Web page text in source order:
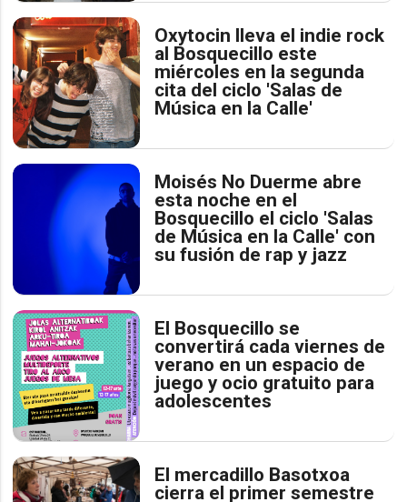
Oxytocin lleva el indie rock
al Bosquecillo este
miércoles en la segunda
cita del ciclo 'Salas de
Música en la Calle'
Moisés No Duerme abre
esta noche en el
Bosquecillo el ciclo 'Salas
de Música en la Calle' con
su fusión de rap y jazz
El Bosquecillo se
convertirá cada viernes de
verano en un espacio de
juego y ocio gratuito para
adolescentes
El mercadillo Basotxoa
cierra el primer semestre